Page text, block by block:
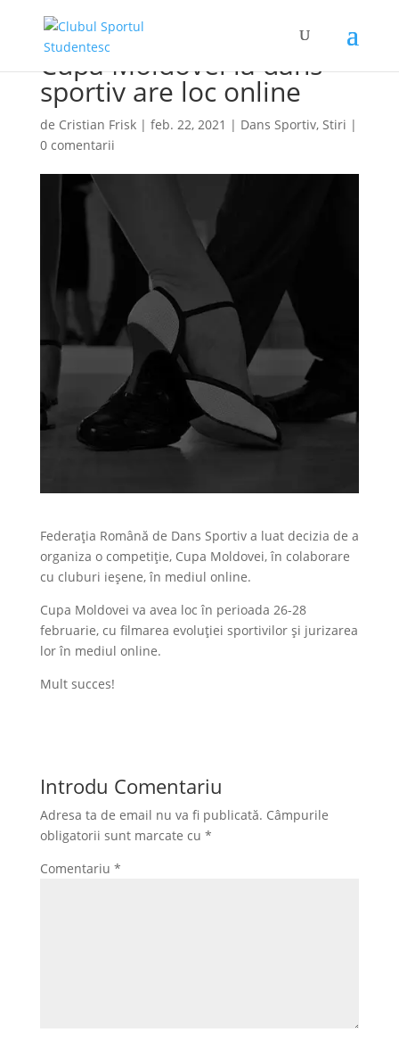
Cupa Moldovei la dans
sportiv are loc online
de Cristian Frisk| feb. 22, 2021 | Dans Sportiv, Stiri |
0 comentarii
Federația Română de Dans Sportiv a luat decizia de a
organiza o competiție, Cupa Moldovei, în colaborare
cu cluburi ieșene, în mediul online.
Cupa Moldovei va avea loc în perioada 26-28
februarie, cu filmarea evoluției sportivilor și jurizarea
lor în mediul online.
Mult succes!
Introdu Comentariu
Adresa ta de email nu va fi publicată. Câmpurile
obligatorii sunt marcate cu *
Comentariu *